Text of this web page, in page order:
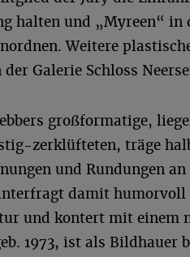
halten und „Myreen“ in
Weitere
Galerie Schloss
großformatige,
zerklüfteten, träge
und Rundungen
damit
und kontert mit einem
1973, ist als